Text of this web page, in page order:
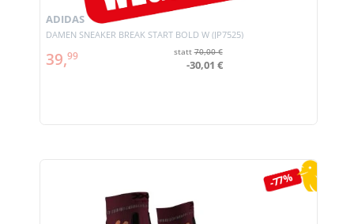
DAMEN SNEAKER BREAK START BOLD W (JP7525)
ADIDAS
39,99 statt70,00 €
-30,01 €
-77%